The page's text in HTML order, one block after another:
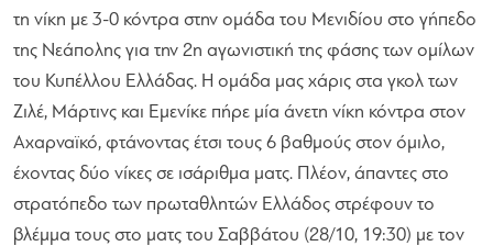
τη νίκη με 3-0 κόντρα στην ομάδα του Μενιδίου στο γήπεδο
της Νεάπολης για την 2η αγωνιστική της φάσης των ομίλων
του Κυπέλλου Ελλάδας. Η ομάδα μας χάρις στα γκολ των
Ζιλέ, Μάρτινς και Εμενίκε πήρε μία άνετη νίκη κόντρα στον
Αχαρναϊκό, φτάνοντας έτσι τους 6 βαθμούς στον όμιλο,
έχοντας δύο νίκες σε ισάριθμα ματς. Πλέον, άπαντες στο
στρατόπεδο των πρωταθλητών Ελλάδος στρέφουν το
βλέμμα τους στο ματς του Σαββάτου (28/10, 19:30) με τον